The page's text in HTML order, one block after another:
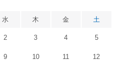
水 木 金 土
2 3 4 5
9 10 11 12